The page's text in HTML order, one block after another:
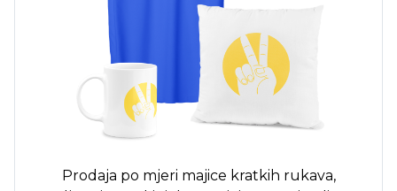
Prodaja po mjeri majice kratkih rukava,